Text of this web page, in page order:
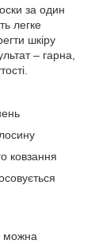
за один
легке
шкіру
– гарна,
ковзання
можна